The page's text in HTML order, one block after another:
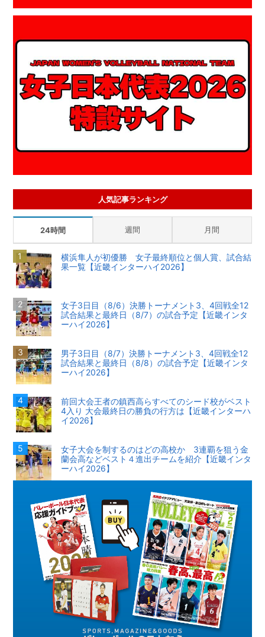
人気記事ランキング
24時間 週間 月間
横浜隼人が初優勝 女子最終順位と個人賞、試合結
果一覧【近畿インターハイ2026】
女子3日目（8/6）決勝トーナメント3、4回戦全12
試合結果と最終日（8/7）の試合予定【近畿インタ
ーハイ2026】
男子3日目（8/7）決勝トーナメント3、4回戦全12
試合結果と最終日（8/8）の試合予定【近畿インタ
ーハイ2026】
前回大会王者の鎮西高らすべてのシード校がベスト
4入り 大会最終日の勝負の行方は【近畿インターハ
イ2026】
女子大会を制するのはどの高校か 3連覇を狙う金
蘭会高などベスト４進出チームを紹介【近畿インタ
ーハイ2026】